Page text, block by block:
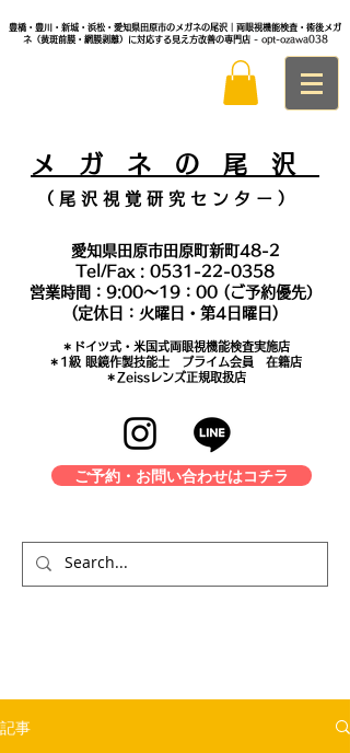
豊橋・豊川・新城・浜松・愛知県田原市のメガネの尾沢｜両眼視機能検査・術後メガ
ネ（黄斑前膜・網膜剥離）に対応する見え方改善の専門店 - opt-ozawa038
メ ガ ネ の 尾 沢
（ 尾 沢 視 覚 研 究 セ ン タ ー ）
愛知県田原市田原町新町48-2
Tel/Fax : 0531-22-0358
営業時間：9:00～19：00 (ご予約優先）
(定休日：火曜日・第4日曜日)
＊​ドイツ式・米国式両眼視機能検査実施店
​＊1級 眼鏡作製技能士 プライム会員 在籍店
＊Zeissレンズ正規取扱店
ご予約・お問い合わせはコチラ
記事